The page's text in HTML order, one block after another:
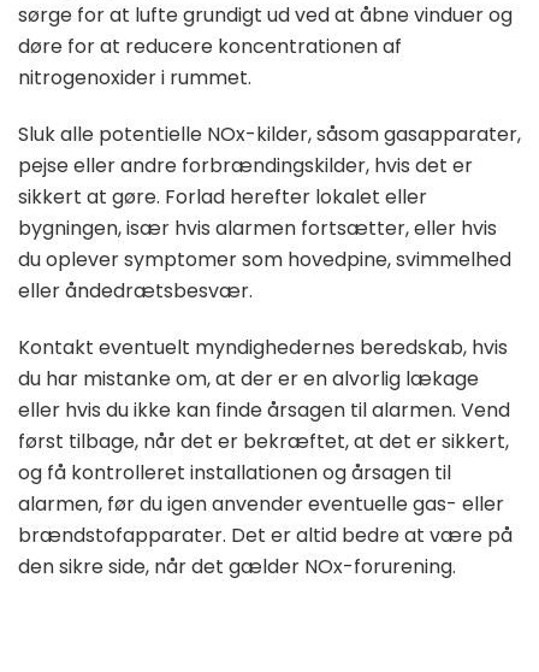
sørge for at lufte grundigt ud ved at åbne vinduer og
døre for at reducere koncentrationen af
nitrogenoxider i rummet.
Sluk alle potentielle NOx-kilder, såsom gasapparater,
pejse eller andre forbrændingskilder, hvis det er
sikkert at gøre. Forlad herefter lokalet eller
bygningen, især hvis alarmen fortsætter, eller hvis
du oplever symptomer som hovedpine, svimmelhed
eller åndedrætsbesvær.
Kontakt eventuelt myndighedernes beredskab, hvis
du har mistanke om, at der er en alvorlig lækage
eller hvis du ikke kan finde årsagen til alarmen. Vend
først tilbage, når det er bekræftet, at det er sikkert,
og få kontrolleret installationen og årsagen til
alarmen, før du igen anvender eventuelle gas- eller
brændstofapparater. Det er altid bedre at være på
den sikre side, når det gælder NOx-forurening.